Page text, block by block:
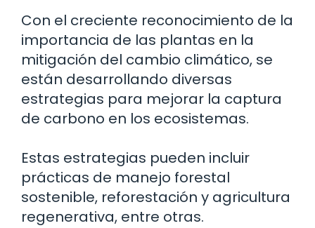
Con el creciente reconocimiento de la
importancia de las plantas en la
mitigación del cambio climático, se
están desarrollando diversas
estrategias para mejorar la captura
de carbono en los ecosistemas.
Estas estrategias pueden incluir
prácticas de manejo forestal
sostenible, reforestación y agricultura
regenerativa, entre otras.